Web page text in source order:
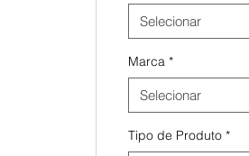
Selecionar
Marca *
Selecionar
Tipo de Produto *